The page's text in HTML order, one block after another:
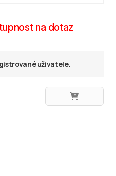
na dotaz
uživatele.